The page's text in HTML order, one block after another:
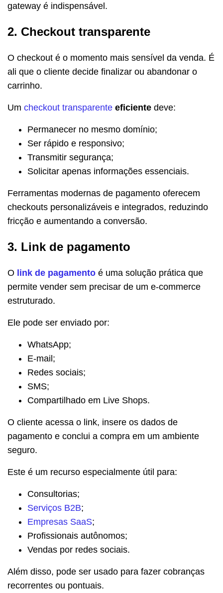
gateway é indispensável.
2. Checkout transparente
O checkout é o momento mais sensível da venda. É
ali que o cliente decide finalizar ou abandonar o
carrinho.
Um checkout transparente eficiente deve:
Permanecer no mesmo domínio;
Ser rápido e responsivo;
Transmitir segurança;
Solicitar apenas informações essenciais.
Ferramentas modernas de pagamento oferecem
checkouts personalizáveis e integrados, reduzindo
fricção e aumentando a conversão.
3. Link de pagamento
O link de pagamento é uma solução prática que
permite vender sem precisar de um e-commerce
estruturado.
Ele pode ser enviado por:
WhatsApp;
E-mail;
Redes sociais;
SMS;
Compartilhado em Live Shops.
O cliente acessa o link, insere os dados de
pagamento e conclui a compra em um ambiente
seguro.
Este é um recurso especialmente útil para:
Consultorias;
Serviços B2B;
Empresas SaaS;
Profissionais autônomos;
Vendas por redes sociais.
Além disso, pode ser usado para fazer cobranças
recorrentes ou pontuais.